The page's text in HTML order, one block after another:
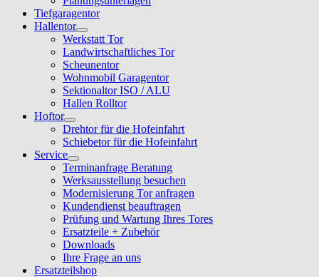
Tiefgaragentor
Hallentor
Werkstatt Tor
Landwirtschaftliches Tor
Scheunentor
Wohnmobil Garagentor
Sektionaltor ISO / ALU
Hallen Rolltor
Hoftor
Drehtor für die Hofeinfahrt
Schiebetor für die Hofeinfahrt
Service
Terminanfrage Beratung
Werksausstellung besuchen
Modernisierung Tor anfragen
Kundendienst beauftragen
Prüfung und Wartung Ihres Tores
Ersatzteile + Zubehör
Downloads
Ihre Frage an uns
Ersatzteilshop